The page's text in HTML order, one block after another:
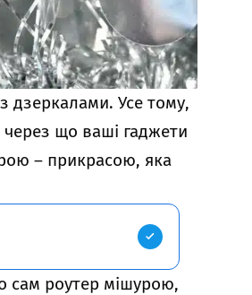
дзеркалами. Усе тому,
що ваші гаджети
– прикрасою, яка
сам роутер мішурою,